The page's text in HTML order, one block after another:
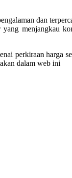
dan
menjangkau
perkiraan harga
dalam web ini